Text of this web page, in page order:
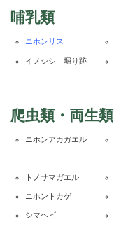
哺乳類
ニホンリス
イノシシ 堀り跡
爬虫類・両生類
ニホンアカガエル
トノサマガエル
ニホントカゲ
シマヘビ